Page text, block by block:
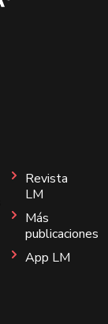
Revista
LM
Más
publicaciones
App LM